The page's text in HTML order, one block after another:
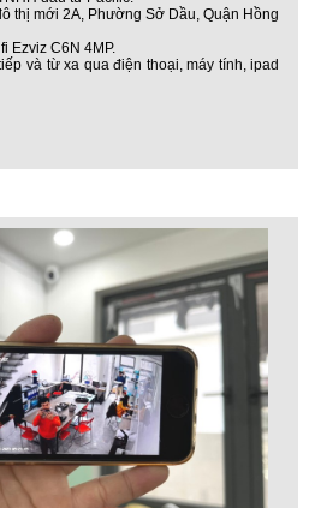
thị mới 2A, Phường Sở Dầu, Quận Hồng
Ezviz C6N 4MP.
và từ xa qua điện thoại, máy tính, ipad